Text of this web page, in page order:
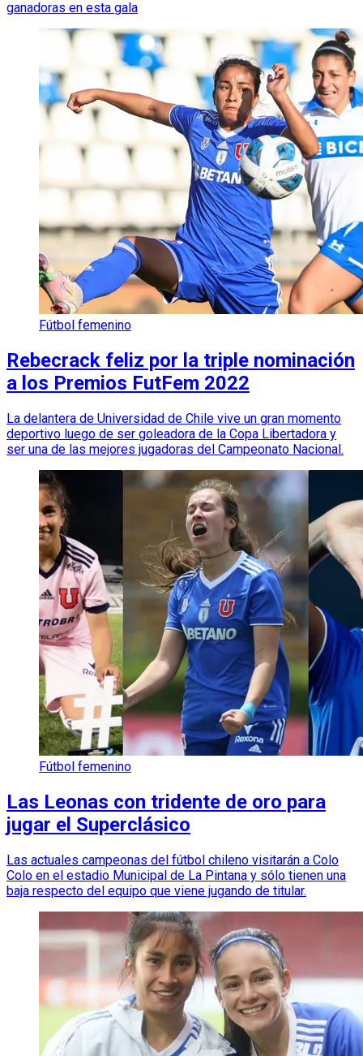
ganadoras en esta gala
Fútbol femenino
Rebecrack feliz por la triple nominación
a los Premios FutFem 2022
La delantera de Universidad de Chile vive un gran momento
deportivo luego de ser goleadora de la Copa Libertadora y
ser una de las mejores jugadoras del Campeonato Nacional.
Fútbol femenino
Las Leonas con tridente de oro para
jugar el Superclásico
Las actuales campeonas del fútbol chileno visitarán a Colo
Colo en el estadio Municipal de La Pintana y sólo tienen una
baja respecto del equipo que viene jugando de titular.